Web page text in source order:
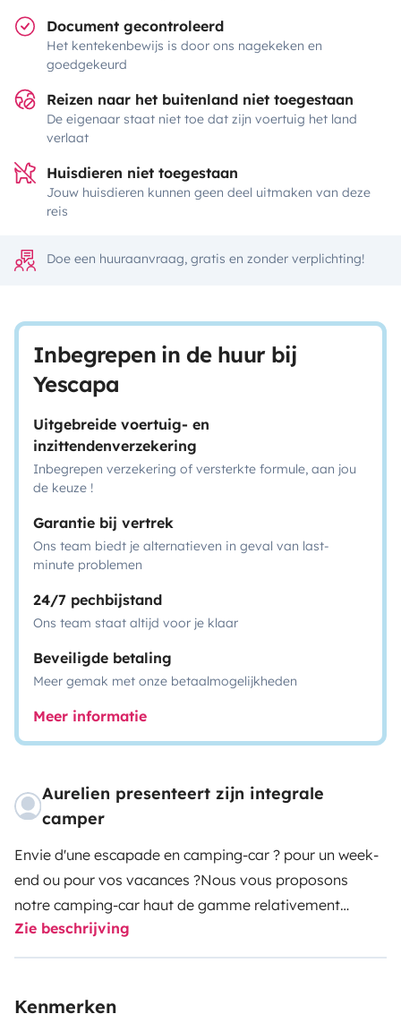
Document gecontroleerd
Het kentekenbewijs is door ons nagekeken en
goedgekeurd
Reizen naar het buitenland niet toegestaan
De eigenaar staat niet toe dat zijn voertuig het land
verlaat
Huisdieren niet toegestaan
Jouw huisdieren kunnen geen deel uitmaken van deze
reis
Doe een huuraanvraag, gratis en zonder verplichting!
Inbegrepen in de huur bij
Yescapa
Uitgebreide voertuig- en
inzittendenverzekering
Inbegrepen verzekering of versterkte formule, aan jou
de keuze !
Garantie bij vertrek
Ons team biedt je alternatieven in geval van last-
minute problemen
24/7 pechbijstand
Ons team staat altijd voor je klaar
Beveiligde betaling
Meer gemak met onze betaalmogelijkheden
Meer informatie
Aurelien presenteert zijn integrale
camper
Envie d'une escapade en camping-car ? pour un week-
end ou pour vos vacances ?Nous vous proposons
notre camping-car haut de gamme relativement
spacieux, mais compact (6,80mx2.20mx3m). Très
maniable grâce à son empattement réduit, sa faible
télévision est disponible côté salon. Avantage de
Zie beschrijving
Kenmerken